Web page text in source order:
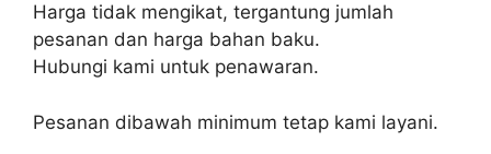
Harga tidak mengikat, tergantung jumlah
pesanan dan harga bahan baku.
Hubungi kami untuk penawaran.
Pesanan dibawah minimum tetap kami layani.